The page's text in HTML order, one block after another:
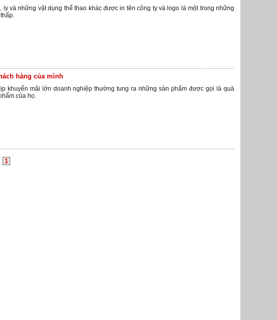
ly và những vật dụng thể thao khác được in tên công ty và logo là một trong những
hàng của mình
khuyến mãi lớn doanh nghiệp thường tung ra những sản phẩm được gọi là quà
của họ.
1